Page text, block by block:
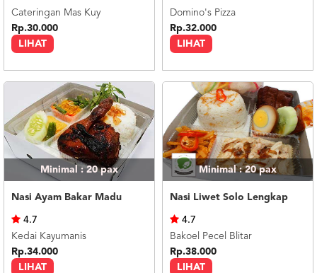
LIHAT
Cateringan Mas Kuy
Rp.30.000
LIHAT
Domino's Pizza
Rp.32.000
Minimal : 20pax
Nasi Ayam Bakar Madu
LIHAT
4.7
Kedai Kayumanis
Rp.34.000
Minimal : 20pax
Nasi Liwet Solo Lengkap
LIHAT
4.7
Bakoel Pecel Blitar
Rp.38.000